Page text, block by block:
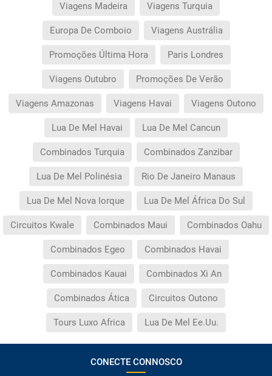
Viagens Madeira Viagens Turquia
Europa De Comboio Viagens Austrália
Promoções Última Hora Paris Londres
Viagens Outubro Promoções De Verão
Viagens Amazonas Viagens Havai Viagens Outono
Lua De Mel Havai Lua De Mel Cancun
Combinados Turquia Combinados Zanzibar
Lua De Mel Polinésia Rio De Janeiro Manaus
Lua De Mel Nova Iorque Lua De Mel África Do Sul
Circuitos Kwale Combinados Maui Combinados Oahu
Combinados Egeo Combinados Havai
Combinados Kauai Combinados Xi An
Combinados Ática Circuitos Outono
Tours Luxo Africa Lua De Mel Ee.Uu.
CONECTE CONNOSCO